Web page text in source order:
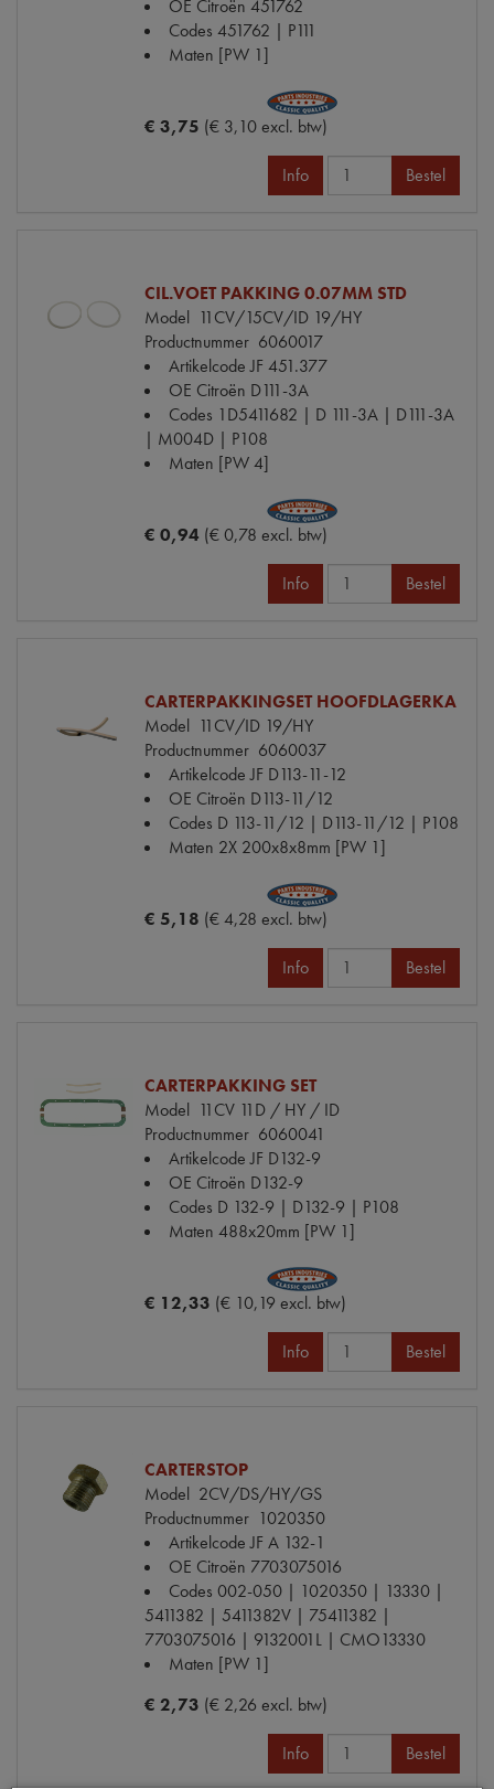
OE Citroën 451762
Codes 451762 | P111
Maten [PW 1]
€ 3,75 (€ 3,10 excl. btw)
Info Bestel
CIL.VOET PAKKING 0.07MM STD
Model 11CV/15CV/ID 19/HY
Productnummer 6060017
Artikelcode JF451.377
OE Citroën D111-3A
Codes 1D5411682 | D 111-3A | D111-3A
| M004D | P108
Maten [PW 4]
€ 0,94 (€ 0,78 excl. btw)
Info Bestel
CARTERPAKKINGSET HOOFDLAGERKA
Model 11CV/ID 19/HY
Productnummer 6060037
Artikelcode JF D113-11-12
OE Citroën D113-11/12
Codes D 113-11/12 | D113-11/12 | P108
Maten 2X 200x8x8mm [PW 1]
€ 5,18 (€ 4,28 excl. btw)
Info Bestel
CARTERPAKKING SET
Model 11CV 11D / HY / ID
Productnummer 6060041
Artikelcode JF D132-9
OE Citroën D132-9
Codes D 132-9 | D132-9 | P108
Maten 488x20mm [PW 1]
€ 12,33 (€ 10,19 excl. btw)
Info Bestel
CARTERSTOP
Model 2CV/DS/HY/GS
Productnummer 1020350
Artikelcode JFA 132-1
OE Citroën 7703075016
Codes 002-050 | 1020350 | 13330 |
5411382 | 5411382V | 75411382 |
7703075016 | 9132001L | CMO13330
Maten [PW 1]
€ 2,73 (€ 2,26 excl. btw)
Info Bestel